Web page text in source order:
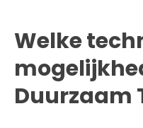
Welke
Duurzaam